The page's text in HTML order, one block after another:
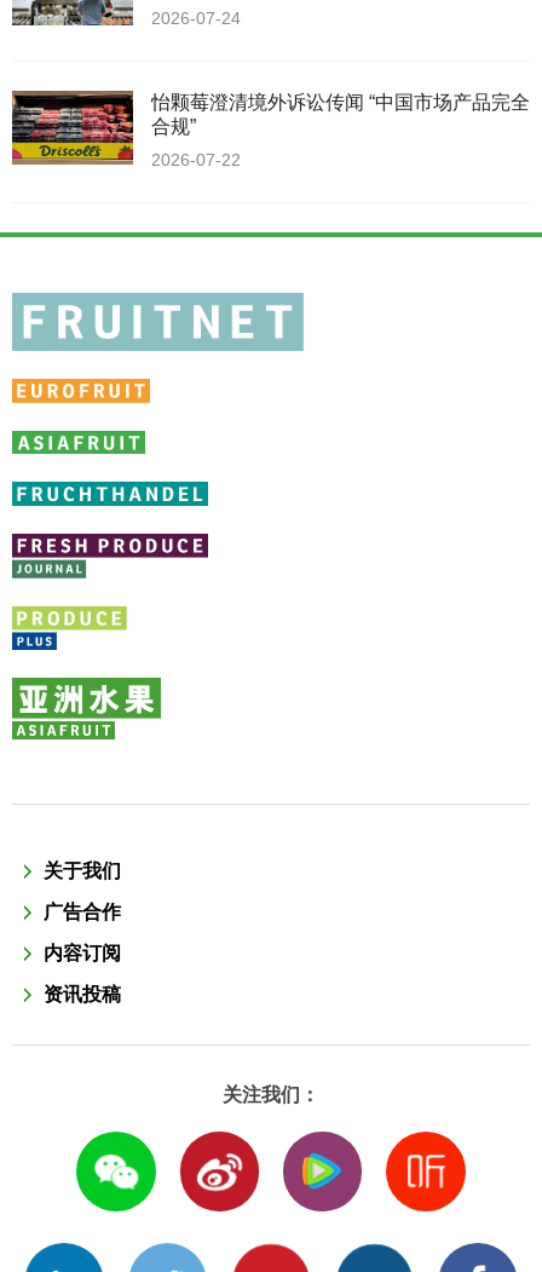
2026-07-24
怡颗莓澄清境外诉讼传闻 “中国市场产品完全
合规”
2026-07-22
关于我们
广告合作
内容订阅
资讯投稿
关注我们：